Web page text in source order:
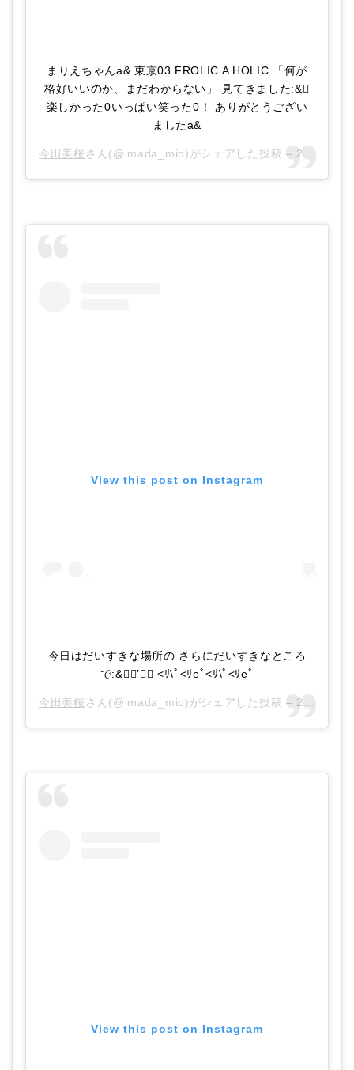
まりえちゃんa& 東京03 FROLIC A HOLIC 「何が
格好いいのか、まだわからない」 見てきました:&
楽しかった0いっぱい笑った0！ ありがとうござい
ましたa&
今田美桜 さん(@imada_mio)がシェアした投稿 – 2018年 2月月26日午前12時23分PST
View this post on Instagram
今日はだいすきな場所の さらにだいすきなところ
で:&’ <ﾘ\ﾟ<ﾘeﾟ<ﾘ\ﾟ<ﾘeﾟ
今田美桜 さん(@imada_mio)がシェアした投稿 – 2017年 9月月25日午前1時57分PDT
View this post on Instagram